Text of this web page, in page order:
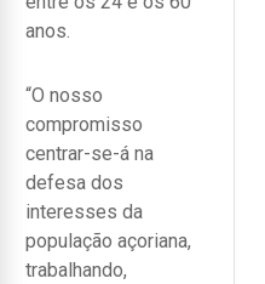
anos.
“O nosso
compromisso
centrar-se-á na
defesa dos
interesses da
população açoriana,
trabalhando,